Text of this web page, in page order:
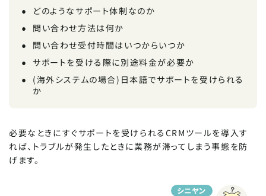
どのようなサポート体制なのか
問い合わせ方法は何か
問い合わせ受付時間はいつからいつか
サポートを受ける際に別途料金が必要か
(海外システムの場合)日本語でサポートを受けられる
か
必要なときにすぐサポートを受けられるCRMツールを導入す
れば、トラブルが発生したときに業務が滞ってしまう事態を防
げます。
シニヤン